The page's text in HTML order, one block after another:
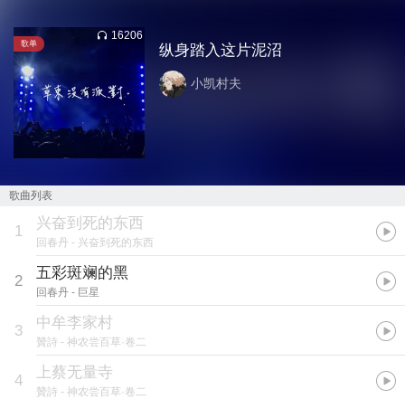
歌单
16206
纵身踏入这片泥沼
小凯村夫
歌曲列表
1 兴奋到死的东西
回春丹 - 兴奋到死的东西
2 五彩斑斓的黑
回春丹 - 巨星
3 中牟李家村
贊詩 - 神农尝百草·卷二
4 上蔡无量寺
贊詩 - 神农尝百草·卷二